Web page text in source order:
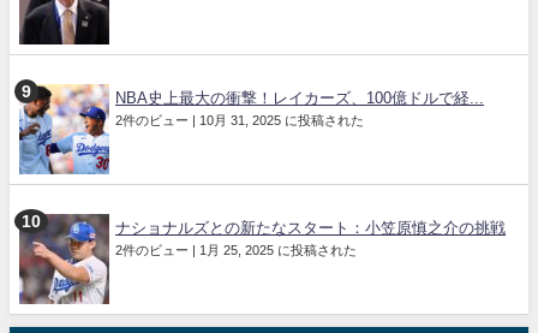
NBA史上最大の衝撃！レイカーズ、100億ドルで経...
2件のビュー 10月 31, 2025 に投稿された
ナショナルズとの新たなスタート：小笠原慎之介の挑戦
2件のビュー 1月 25, 2025 に投稿された